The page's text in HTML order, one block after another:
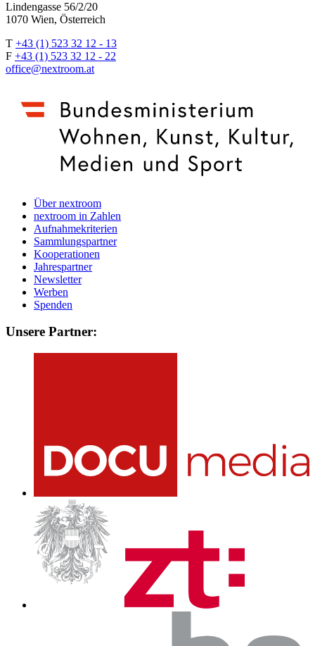
Lindengasse 56/2/20
1070 Wien, Österreich
T +43 (1) 523 32 12 - 13
F +43 (1) 523 32 12 - 22
office@nextroom.at
Über nextroom
nextroom in Zahlen
Aufnahmekriterien
Sammlungspartner
Kooperationen
Jahrespartner
Newsletter
Werben
Spenden
Unsere Partner: